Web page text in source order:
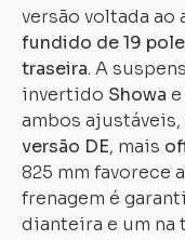
versão voltada ao
fundido de 19
traseira. A
invertido Showa
ambos ajustáveis,
versão DE, mais
825 mm favorece
frenagem é
dianteira e um na